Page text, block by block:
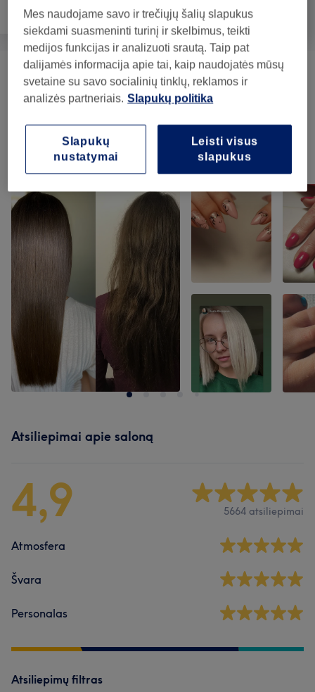
Nagai Depiliacija Veidas
Antakių Ir Blakstienų Procedūros ( 1)
Mūsų darbai
Norėdami peržiūrėti detales, paspauskite ant nuotraukos
Atsiliepimai apie saloną
4,9 5664 atsiliepimai
Atmosfera
Švara
Personalas
Atsiliepimų filtras
Mes naudojame savo ir trečiųjų šalių slapukus
siekdami suasmeninti turinį ir skelbimus, teikti
medijos funkcijas ir analizuoti srautą. Taip pat
dalijamės informacija apie tai, kaip naudojatės mūsų
svetaine su savo socialinių tinklų, reklamos ir
analizės partneriais. Slapukų politika
Leisti visus
slapukus
Slapukų
nustatymai